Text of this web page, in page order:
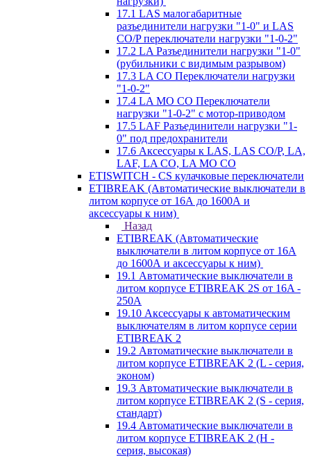
17.1 LAS малогабаритные
разъединители нагрузки "1-0" и LAS
CO/P переключатели нагрузки "1-0-2"
17.2 LA Разъединители нагрузки "1-0"
(рубильники с видимым разрывом)
17.3 LA CO Переключатели нагрузки
"1-0-2"
17.4 LA MO CO Переключатели
нагрузки "1-0-2" с мотор-приводом
17.5 LAF Разъединители нагрузки "1-
0" под предохранители
17.6 Аксессуары к LAS, LAS CO/P, LA,
LAF, LA CO, LA MO CO
ETISWITCH - CS кулачковые переключатели
ETIBREAK (Автоматические выключатели в
литом корпусе от 16А до 1600А и
аксессуары к ним)
Назад
ETIBREAK (Автоматические
выключатели в литом корпусе от 16А
до 1600А и аксессуары к ним)
19.1 Автоматические выключатели в
литом корпусе ETIBREAK 2S от 16A -
250A
19.10 Аксессуары к автоматическим
выключателям в литом корпусе серии
ETIBREAK 2
19.2 Автоматические выключатели в
литом корпусе ETIBREAK 2 (L - серия,
эконом)
19.3 Автоматические выключатели в
литом корпусе ETIBREAK 2 (S - серия,
стандарт)
19.4 Автоматические выключатели в
литом корпусе ETIBREAK 2 (H -
серия, высокая)